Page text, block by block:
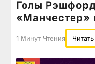
Голы
«Манчестер»
1 Минут Чтения